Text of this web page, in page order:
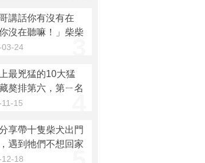
！（影片）
哥講話你有沒有在
沒在聽嘛！」柴柴
和竟大打出手！打
影片）
03-24
最兇猛的10大猛
獒排第六，第ㄧ名
任何犬種！！
15
享帶十隻柴犬出門
遇到牠們不想回家
笑畫面讓人笑噴！
18